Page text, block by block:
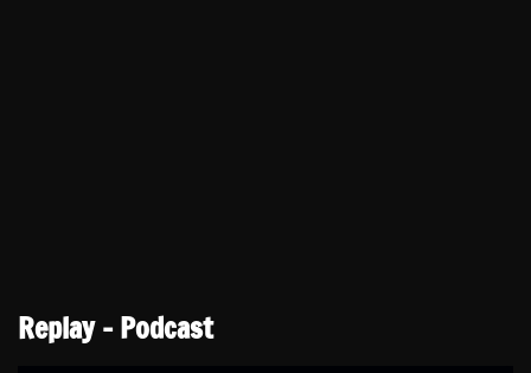
Replay - Podcast